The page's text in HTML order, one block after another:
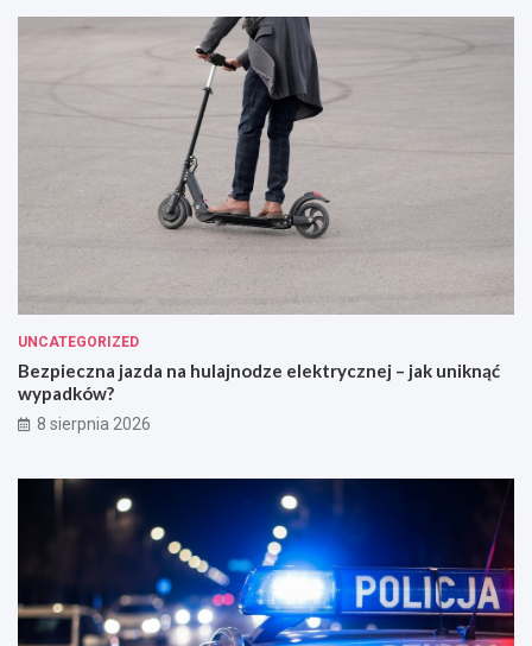
UNCATEGORIZED
Bezpieczna jazda na hulajnodze elektrycznej – jak uniknąć
wypadków?
8 sierpnia 2026